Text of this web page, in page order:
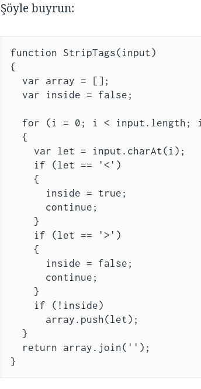
Şöyle buyrun:
function StripTags(input)
{
}